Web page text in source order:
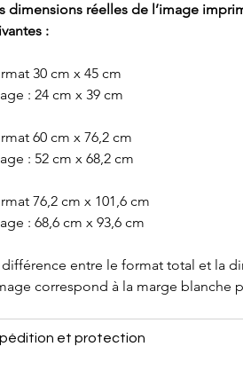
dimensions réelles de l’image
:
30 cm x 45 cm
: 24 cm x 39 cm
60 cm x 76,2 cm
: 52 cm x 68,2 cm
76,2 cm x 101,6 cm
: 68,6 cm x 93,6 cm
différence entre le format total et la
correspond à la marge blanche
et protection